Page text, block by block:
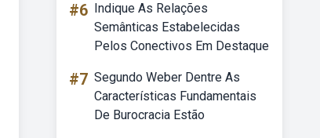
#6 Indique As Relações
Semânticas Estabelecidas
Pelos Conectivos Em Destaque
#7 Segundo Weber Dentre As
Características Fundamentais
De Burocracia Estão